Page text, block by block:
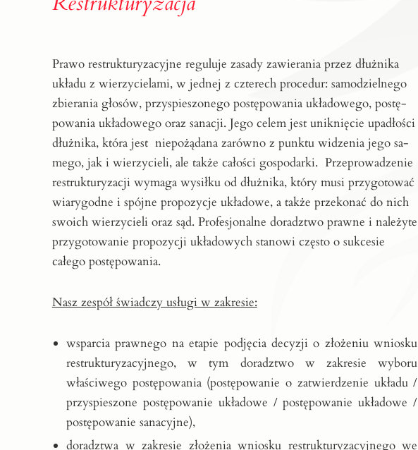
Pra­wo re­struk­tu­ry­za­cyj­ne re­gu­lu­je za­sa­dy za­wie­ra­nia przez dłuż­ni­ka
ukła­du z wie­rzy­cie­la­mi, w jed­nej z czte­rech pro­ce­dur: sa­mo­dziel­ne­go
zbie­ra­nia gło­sów, przy­spie­szo­ne­go po­stę­po­wa­nia ukła­do­we­go, po­stę­
po­wa­nia ukła­do­we­go oraz sa­na­cji. Jego celem jest unik­nię­cie upa­dło­ści
dłuż­ni­ka, która jest niepożądana za­rów­no z punk­tu wi­dze­nia je­go sa­
me­go, jak i wie­rzy­cie­li, ale tak­że ca­ło­ści go­spo­dar­ki. Przeprowadzenie
restrukturyzacji wymaga wysiłku od dłużnika, który musi przygotować
wiarygodne i spójne propozycje układowe, a także przekonać do nich
swoich wierzycieli oraz sąd. Profesjonalne doradztwo prawne i należyte
przygotowanie propozycji układowych stanowi często o sukcesie
całego postępowania.
Nasz zespół świadczy usługi w zakresie:
wsparcia prawnego na etapie podjęcia decyzji o złożeniu wniosku
restrukturyzacyjnego, w tym doradztwo w zakresie wyboru
właściwego postępowania (postępowanie o zatwierdzenie układu /
przyspieszone postępowanie układowe / postępowanie układowe /
postępowanie sanacyjne),
doradztwa w zakresie złożenia wniosku restrukturyzacyjnego we